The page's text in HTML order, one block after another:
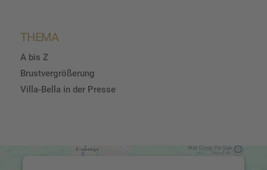
THEMA
A bis Z
Brustvergrößerung
Villa-Bella in der Presse